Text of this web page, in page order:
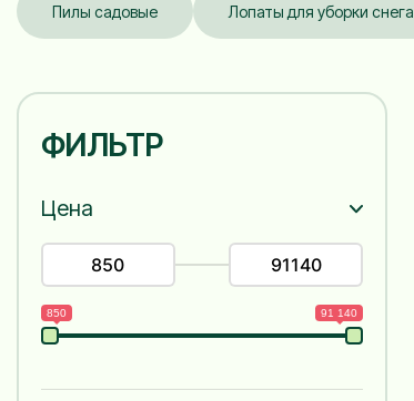
Пилы садовые Лопаты для уборки снега
ФИЛЬТР
Цена
850 91 140